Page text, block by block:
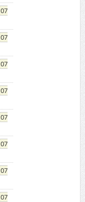
07
07
07
07
07
07
07
07